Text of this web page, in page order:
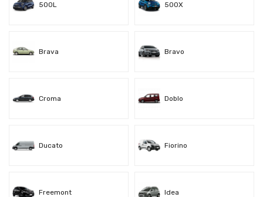
500L 500X
Brava Bravo
Croma Doblo
Ducato Fiorino
Freemont Idea